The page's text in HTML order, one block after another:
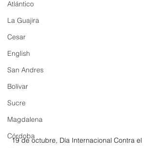
Atlántico
La Guajira
Cesar
English
San Andres
Bolívar
Sucre
Magdalena
Córdoba
19 de octubre, Día Internacional Contra el